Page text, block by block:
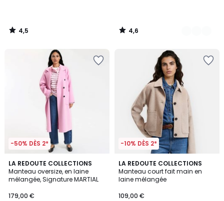
4,5
/
4,6
/
-50% DÈS 2*
LA REDOUTE COLLECTIONS
Manteau oversize, en laine
mélangée, Signature MARTIAL
179,00 €
4,6
/ 5
-10% DÈS 2*
LA REDOUTE COLLECTIONS
Manteau court fait main en
laine mélangée
109,00 €
4,4
/ 5
2
Couleurs